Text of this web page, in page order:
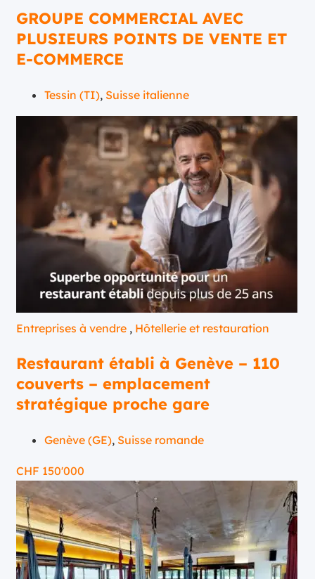
GROUPE COMMERCIAL AVEC
PLUSIEURS POINTS DE VENTE ET
E-COMMERCE
Tessin (TI), Suisse italienne
Entreprises à vendre , Hôtellerie et restauration
Restaurant établi à Genève – 110
couverts – emplacement
stratégique proche gare
Genève (GE), Suisse romande
CHF 150'000